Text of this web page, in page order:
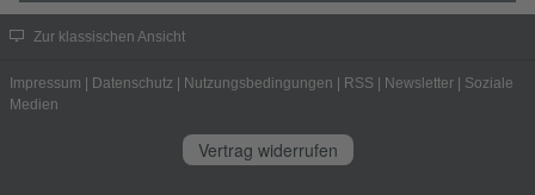
Zur klassischen Ansicht
Impressum Datenschutz Nutzungsbedingungen RSS Newsletter
Soziale
Medien
Vertrag widerrufen